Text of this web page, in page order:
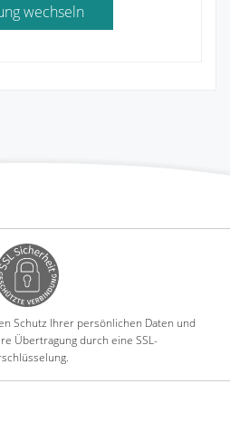
wechseln
Schutz Ihrer persönlichen Daten und
Übertragung durch eine SSL-